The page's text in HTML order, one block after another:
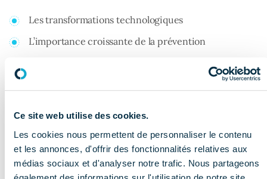
Ce site web utilise des cookies.
Les cookies nous permettent de personnaliser le contenu
et les annonces, d'offrir des fonctionnalités relatives aux
médias sociaux et d'analyser notre trafic. Nous partageons
Les transformations technologiques
L’importance croissante de la prévention
L’émergence de modèles économiques
Regards croisés et
débats d’experts